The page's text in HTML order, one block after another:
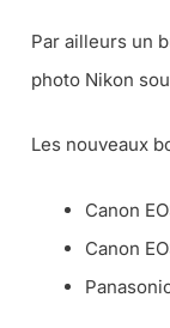
Par ailleurs un
photo Nikon
Les nouveaux
Canon
Canon